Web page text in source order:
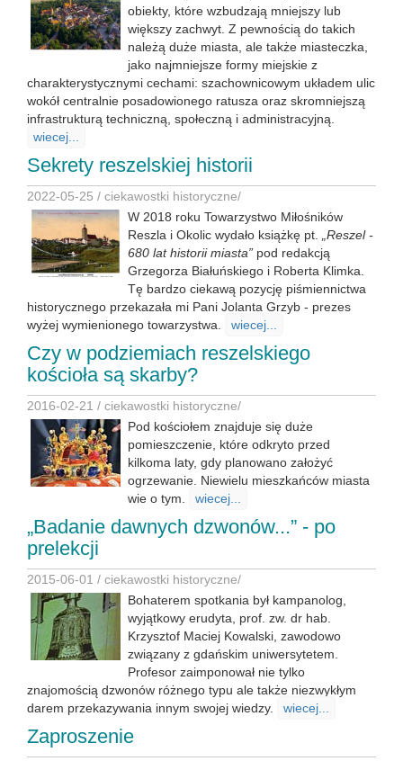
obiekty, które wzbudzają mniejszy lub
większy zachwyt. Z pewnością do takich
należą duże miasta, ale także miasteczka,
jako najmniejsze formy miejskie z
charakterystycznymi cechami: szachownicowym układem ulic
wokół centralnie posadowionego ratusza oraz skromniejszą
infrastrukturą techniczną, społeczną i administracyjną.
wiecej...
Sekrety reszelskiej historii
2022-05-25 / ciekawostki historyczne/
W 2018 roku Towarzystwo Miłośników
Reszla i Okolic wydało książkę pt.
„Reszel -
680 lat historii miasta” pod redakcją
Grzegorza Białuńskiego i Roberta Klimka.
Tę bardzo ciekawą pozycję piśmiennictwa
historycznego przekazała mi Pani Jolanta Grzyb - prezes
wyżej wymienionego towarzystwa.
wiecej...
Czy w podziemiach reszelskiego
kościoła są skarby?
2016-02-21 / ciekawostki historyczne/
Pod kościołem znajduje się duże
pomieszczenie, które odkryto przed
kilkoma laty, gdy planowano założyć
ogrzewanie. Niewielu mieszkańców miasta
wie o tym.
wiecej...
„Badanie dawnych dzwonów...” - po
prelekcji
2015-06-01 / ciekawostki historyczne/
Bohaterem spotkania był kampanolog,
wyjątkowy erudyta, prof. zw. dr hab.
Krzysztof Maciej Kowalski, zawodowo
związany z gdańskim uniwersytetem.
Profesor zaimponował nie tylko
znajomością dzwonów różnego typu ale także niezwykłym
darem przekazywania innym swojej wiedzy.
wiecej...
Zaproszenie